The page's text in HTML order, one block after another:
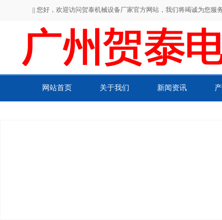
|| 您好，欢迎访问贺泰机械设备厂家官方网站，我们将竭诚为您
网站首页 关于我们 新闻资讯